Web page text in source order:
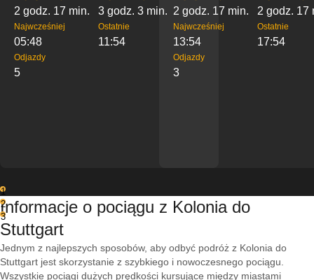
2 godz. 17 min. 3 godz. 3 min.
Najwcześniej
05:48
Ostatnie
11:54
Odjazdy
5
2 godz. 17 min. 2 godz. 17
Najwcześniej
13:54
Ostatnie
17:54
Odjazdy
3
1
2
3
Informacje o pociągu z Kolonia do
Stuttgart
Jednym z najlepszych sposobów, aby odbyć podróż z Kolonia do
Stuttgart jest skorzystanie z szybkiego i nowoczesnego pociągu.
Wszystkie pociągi dużych prędkości kursujące między miastami